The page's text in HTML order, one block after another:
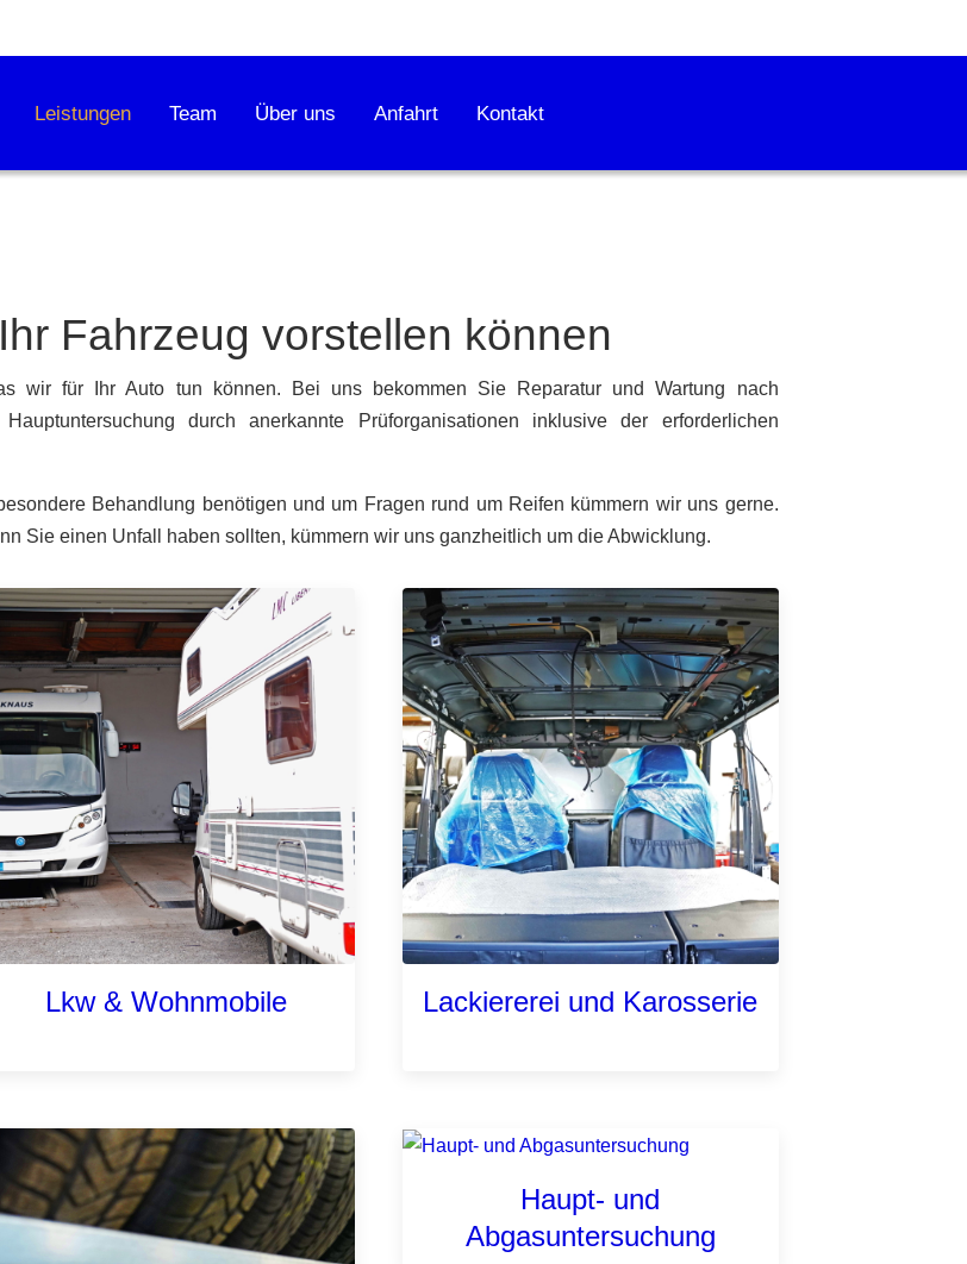
Leistungen Team Über uns Anfahrt Kontakt
Fahrzeug vorstellen können
wir für Ihr Auto tun können. Bei uns bekommen Sie Reparatur und Wartung nach
durch anerkannte Prüforganisationen inklusive der erforderlichen
Behandlung benötigen und um Fragen rund um Reifen kümmern wir uns gerne.
Sie einen Unfall haben sollten, kümmern wir uns ganzheitlich um die Abwicklung.
Lkw & Wohnmobile Lackiererei und Karosserie
Haupt- und
Abgasuntersuchung